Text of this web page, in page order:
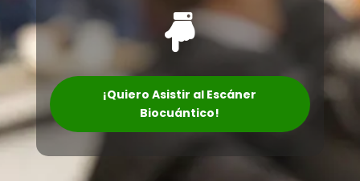

¡Quiero Asistir al Escáner
Biocuántico!